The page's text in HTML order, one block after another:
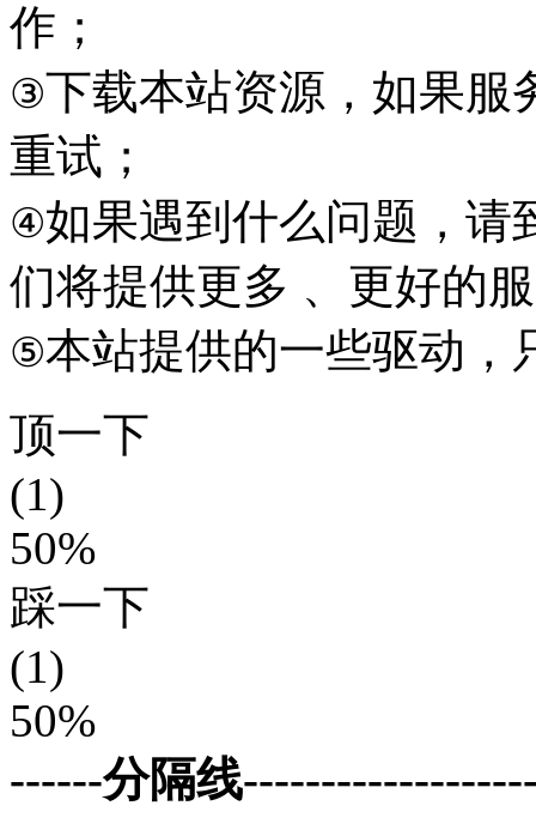
作；
③下载本站资源，如果服
重试；
④如果遇到什么问题，请
们将提供更多 、更好的
⑤本站提供的一些驱动，
顶一下
(1)
50%
踩一下
(1)
50%
------分隔线